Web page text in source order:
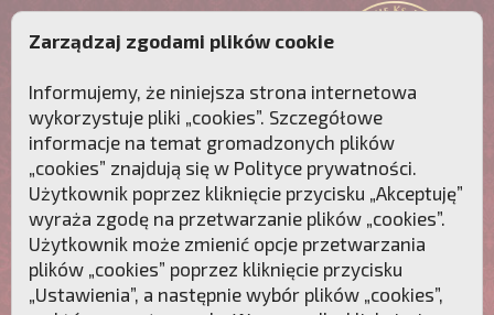
Zarządzaj zgodami plików cookie
Informujemy, że niniejsza strona internetowa
wykorzystuje pliki „cookies”. Szczegółowe
informacje na temat gromadzonych plików
„cookies” znajdują się w Polityce prywatności.
Użytkownik poprzez kliknięcie przycisku „Akceptuję”
wyraża zgodę na przetwarzanie plików „cookies”.
Użytkownik może zmienić opcje przetwarzania
plików „cookies” poprzez kliknięcie przycisku
„Ustawienia”, a następnie wybór plików „cookies”,